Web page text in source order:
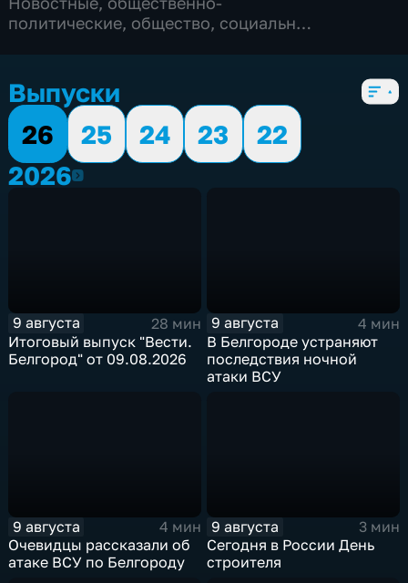
политические, общество, социально-
Выпуски
26
25 24 23
22
20262026
9 августа
28 мин
Итоговый выпуск "Вести.
Белгород" от 09.08.2026
9 августа
4 мин
В Белгороде устраняют
последствия ночной
атаки ВСУ
9 августа
4 мин
Очевидцы рассказали об
атаке ВСУ по Белгороду
9 августа
3 мин
Сегодня в России День
строителя